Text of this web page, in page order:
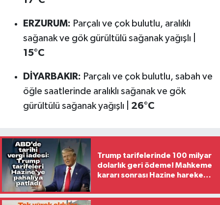
ERZURUM: Parçalı ve çok bulutlu, aralıklı
sağanak ve gök gürültülü sağanak yağışlı |
15°C
DİYARBAKIR: Parçalı ve çok bulutlu, sabah ve
öğle saatlerinde aralıklı sağanak ve gök
gürültülü sağanak yağışlı | 26°C
Trump tarifelerinde 100 milyar
dolarlık geri ödeme! Mahkeme
kararı sonrası Hazine harekete